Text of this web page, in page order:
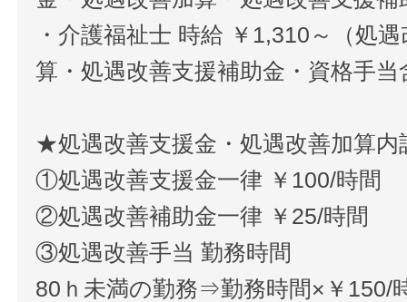
・介護福祉士 時給 ￥1,310～（処
算・処遇改善支援補助金・資格手当
★処遇改善支援金・処遇改善加算内
①処遇改善支援金一律 ￥100/時間
②処遇改善補助金一律 ￥25/時間
③処遇改善手当 勤務時間
80ｈ未満の勤務⇒勤務時間×￥150/